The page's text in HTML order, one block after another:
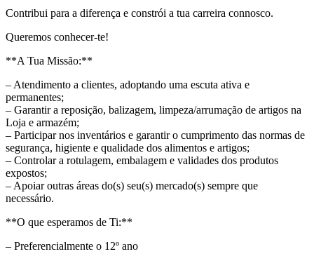
Contribui para a diferença e constrói a tua carreira connosco.
Queremos conhecer-te!
**A Tua Missão:**
– Atendimento a clientes, adoptando uma escuta ativa e
permanentes;
– Garantir a reposição, balizagem, limpeza/arrumação de artigos na
Loja e armazém;
– Participar nos inventários e garantir o cumprimento das normas de
segurança, higiente e qualidade dos alimentos e artigos;
– Controlar a rotulagem, embalagem e validades dos produtos
expostos;
– Apoiar outras áreas do(s) seu(s) mercado(s) sempre que
necessário.
**O que esperamos de Ti:**
– Preferencialmente o 12º ano